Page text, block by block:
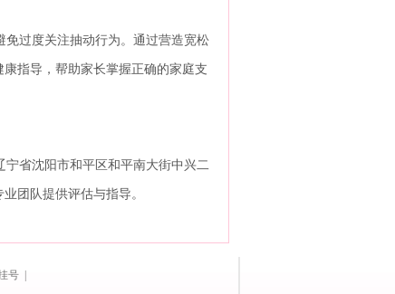
过度关注抽动行为。通过营造宽松
指导，帮助家长掌握正确的家庭支
省沈阳市和平区和平南大街中兴二
团队提供评估与指导。
号 |